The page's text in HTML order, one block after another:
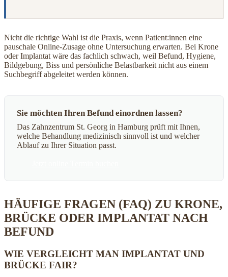
Nicht die richtige Wahl ist die Praxis, wenn Patient:innen eine
pauschale Online-Zusage ohne Untersuchung erwarten. Bei Krone
oder Implantat wäre das fachlich schwach, weil Befund, Hygiene,
Bildgebung, Biss und persönliche Belastbarkeit nicht aus einem
Suchbegriff abgeleitet werden können.
Sie möchten Ihren Befund einordnen lassen?
Das Zahnzentrum St. Georg in Hamburg prüft mit Ihnen,
welche Behandlung medizinisch sinnvoll ist und welcher
Ablauf zu Ihrer Situation passt.
HÄUFIGE FRAGEN (FAQ) ZU KRONE,
BRÜCKE ODER IMPLANTAT NACH
BEFUND
WIE VERGLEICHT MAN IMPLANTAT UND
BRÜCKE FAIR?